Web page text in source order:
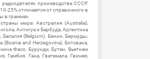
производства СССР.
25% отличается от справочного в
в граммах.
мира: Австралия (Australia),
Антигуа и Барбуда, Аргентина
Бельгия (Belgium), Бенин, Бермуды,
and Herzegovina), Ботсвана,
Фасо, Бурунди, Бутан, Вьетнам
Гамбия, Гана, Гватемала, Гвинея,